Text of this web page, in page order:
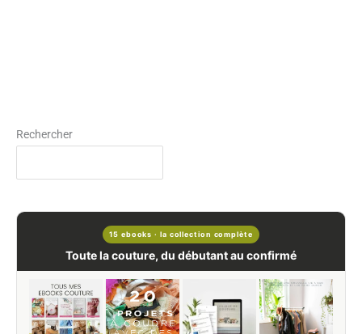
Rechercher
15 ebooks · la collection complète
Toute la couture, du débutant au confirmé